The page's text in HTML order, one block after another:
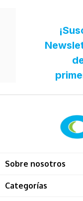
Sobre nosotros
Quienes somos
Categorías